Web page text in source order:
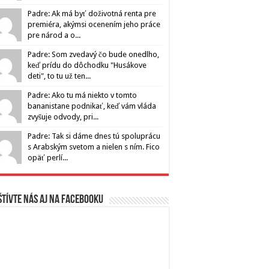
Padre: Ak má byť doživotná renta pre
premiéra, akýmsi ocenením jeho práce
pre národ a o...
Padre: Som zvedavý čo bude onedlho,
keď prídu do dôchodku "Husákove
deti", to tu už ten...
Padre: Ako tu má niekto v tomto
bananistane podnikať, keď vám vláda
zvyšuje odvody, pri...
Padre: Tak si dáme dnes tú spoluprácu
s Arabským svetom a nielen s ním. Fico
opäť perlí...
nás aj na Facebooku